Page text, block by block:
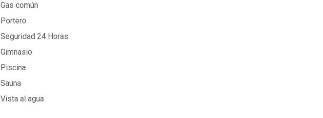
Gas común
Portero
Seguridad 24 Horas
Gimnasio
Piscina
Sauna
Vista al agua